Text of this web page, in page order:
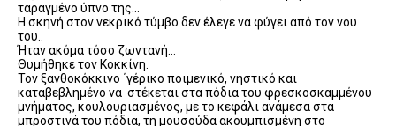
ταραγμένο ύπνο της…
Η σκηνή στον νεκρικό τύμβο δεν έλεγε να φύγει από τον νου
του..
Ήταν ακόμα τόσο ζωντανή…
Θυμήθηκε τον Κοκκίνη.
Τον ξανθοκόκκινο ΄γέρικο ποιμενικό, νηστικό και
καταβεβλημένο να στέκεται στα πόδια του φρεσκοσκαμμένου
μνήματος, κουλουριασμένος, με το κεφάλι ανάμεσα στα
μπροστινά του πόδια, τη μουσούδα ακουμπισμένη στο